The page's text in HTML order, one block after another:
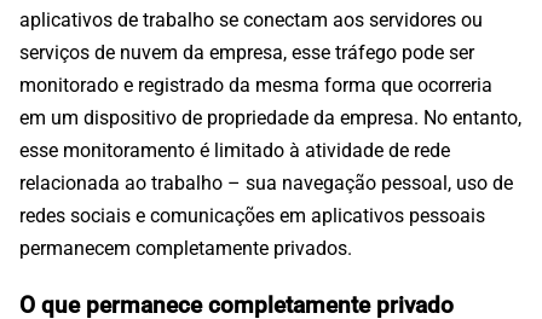
aplicativos de trabalho se conectam aos servidores ou
serviços de nuvem da empresa, esse tráfego pode ser
monitorado e registrado da mesma forma que ocorreria
em um dispositivo de propriedade da empresa. No entanto,
esse monitoramento é limitado à atividade de rede
relacionada ao trabalho – sua navegação pessoal, uso de
redes sociais e comunicações em aplicativos pessoais
permanecem completamente privados.
O que permanece completamente privado